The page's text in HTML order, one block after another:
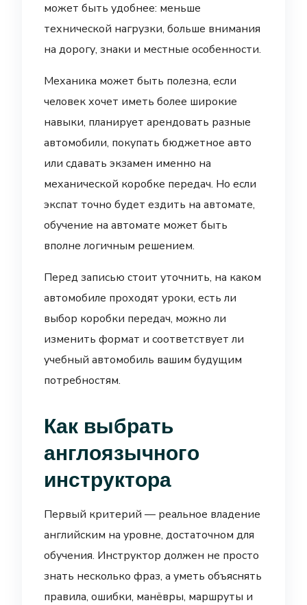
может быть удобнее: меньше
технической нагрузки, больше внимания
на дорогу, знаки и местные особенности.
Механика может быть полезна, если
человек хочет иметь более широкие
навыки, планирует арендовать разные
автомобили, покупать бюджетное авто
или сдавать экзамен именно на
механической коробке передач. Но если
экспат точно будет ездить на автомате,
обучение на автомате может быть
вполне логичным решением.
Перед записью стоит уточнить, на каком
автомобиле проходят уроки, есть ли
выбор коробки передач, можно ли
изменить формат и соответствует ли
учебный автомобиль вашим будущим
потребностям.
Как выбрать
англоязычного
инструктора
Первый критерий — реальное владение
английским на уровне, достаточном для
обучения. Инструктор должен не просто
знать несколько фраз, а уметь объяснять
правила, ошибки, манёвры, маршруты и